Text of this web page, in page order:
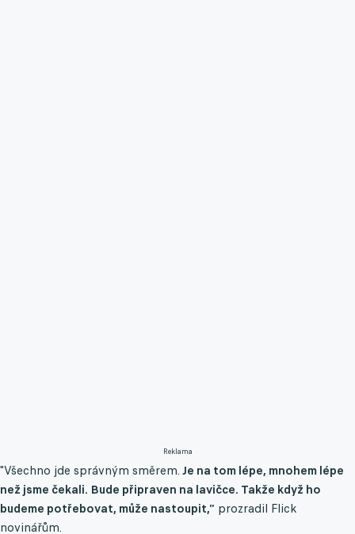
Reklama
"Všechno jde správným směrem. Je na tom lépe, mnohem lépe
než jsme čekali. Bude připraven na lavičce. Takže když ho
budeme potřebovat, může nastoupit," prozradil Flick
novinářům.